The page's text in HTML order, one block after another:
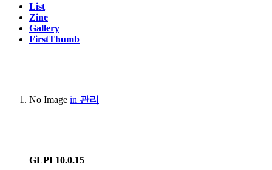
Apple Macbook Air 2011 Mid( i5-2467M, A1370)
List
Zine
Gallery
FirstThumb
No Image in 관리
GLPI 10.0.15